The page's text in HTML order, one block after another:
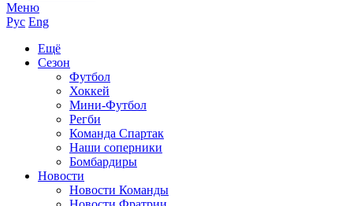
Меню
Рус Eng
Ещё
Сезон
Футбол
Хоккей
Мини-Футбол
Регби
Команда Спартак
Наши соперники
Бомбардиры
Новости
Новости Команды